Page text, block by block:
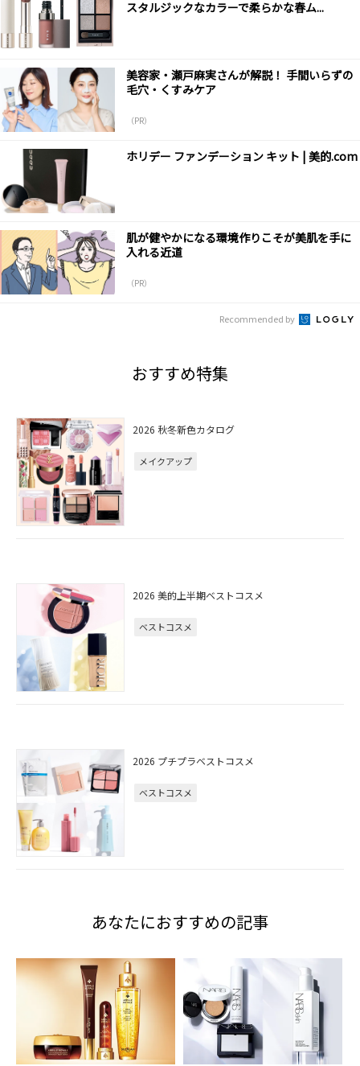
スタルジックなカラーで柔らかな春ム...
美容家・瀬戸麻実さんが解説！ 手間いらずの
毛穴・くすみケア
（PR）
ホリデー ファンデーション キット | 美的.com
肌が健やかになる環境作りこそが美肌を手に
入れる近道
（PR）
Recommended by
おすすめ特集
2026 秋冬新色カタログ
メイクアップ
2026 美的上半期ベストコスメ
ベストコスメ
2026 プチプラベストコスメ
ベストコスメ
あなたにおすすめの記事